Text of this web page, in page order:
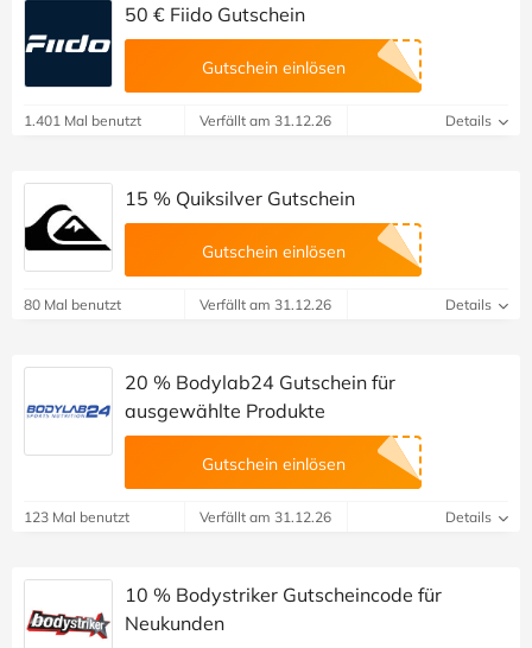
50 € Fiido Gutschein
Gutschein einlösen
1.401 Mal benutzt Verfällt am 31.12.26 Details
15 % Quiksilver Gutschein
Gutschein einlösen
80 Mal benutzt Verfällt am 31.12.26 Details
20 % Bodylab24 Gutschein für
ausgewählte Produkte
Gutschein einlösen
123 Mal benutzt Verfällt am 31.12.26 Details
10 % Bodystriker Gutscheincode für
Neukunden